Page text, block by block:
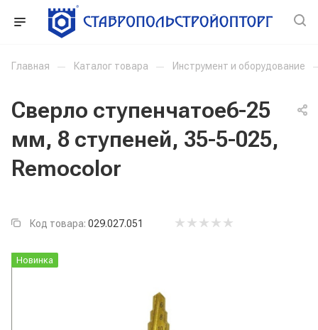
Главная — Каталог товара — Инструмент и оборудование
Сверло ступенчатое6-25
мм, 8 ступеней, 35-5-025,
Remocolor
Код товара: 029.027.051
Новинка